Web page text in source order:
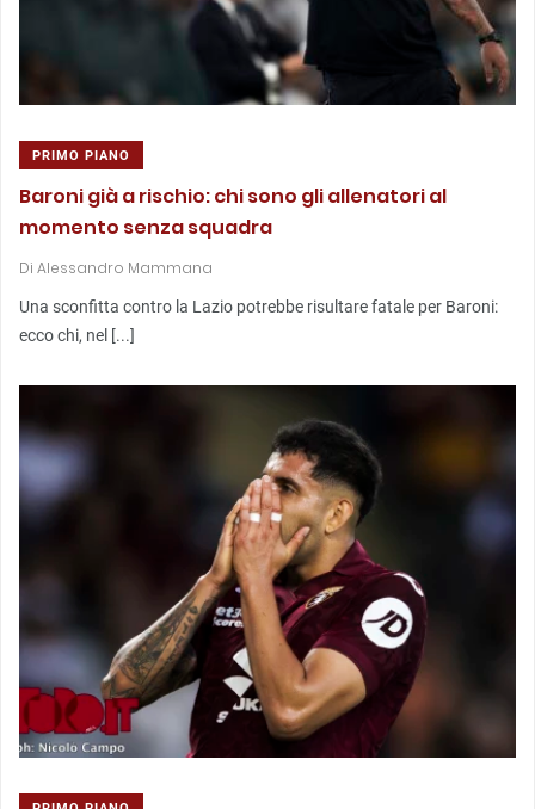
PRIMO PIANO
Baroni già a rischio: chi sono gli allenatori al
momento senza squadra
Di Alessandro Mammana
Una sconfitta contro la Lazio potrebbe risultare fatale per Baroni:
ecco chi, nel [...]